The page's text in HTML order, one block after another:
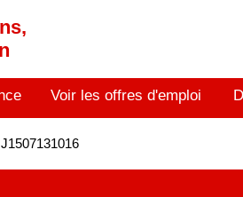
Voir les offres d'emploi